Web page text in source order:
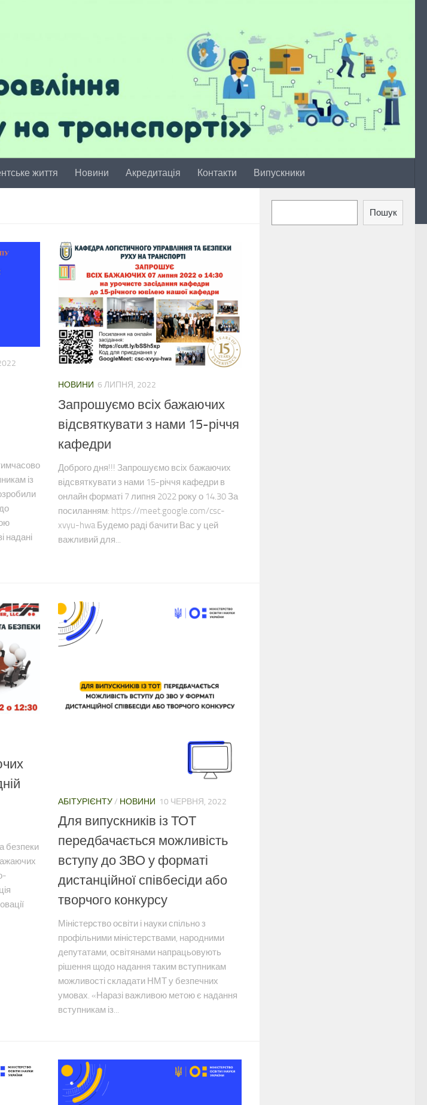
життя Новини Акредитація Контакти Випускники
із
надані
НОВИНИ 6 ЛИПНЯ, 2022
Запрошуємо всіх бажаючих
відсвяткувати з нами 15-річчя
кафедри
Доброго дня!!! Запрошуємо всіх бажаючих
відсвяткувати з нами 15-річчя кафедри в
онлайн форматі 7 липня 2022 року о 14.30 За
посиланням: https://meet.google.com/csc-
xvyu-hwa Будемо раді бачити Вас у цей
важливий для...
безпеки
АБІТУРІЄНТУ/ НОВИНИ 10 ЧЕРВНЯ, 2022
Для випускників із ТОТ
передбачається можливість
вступу до ЗВО у форматі
дистанційної співбесіди або
творчого конкурсу
Міністерство освіти і науки спільно з
профільними міністерствами, народними
депутатами, освітянами напрацьовують
рішення щодо надання таким вступникам
можливості складати НМТ у безпечних
умовах. «Наразі важливою метою є надання
вступникам із...
Пошук